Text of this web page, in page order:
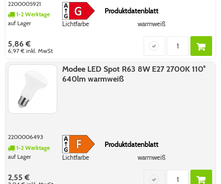
2200005921
1-2 Werktage
auf Lager
Produktdatenblatt
Lichtfarbe warmweiß
5,86 €
6,97 €inkl. MwSt
Modee LED Spot R63 8W E27 2700K 110°
640lm warmweiß
2200006493
1-2 Werktage
auf Lager
Produktdatenblatt
Lichtfarbe warmweiß
2,55 €